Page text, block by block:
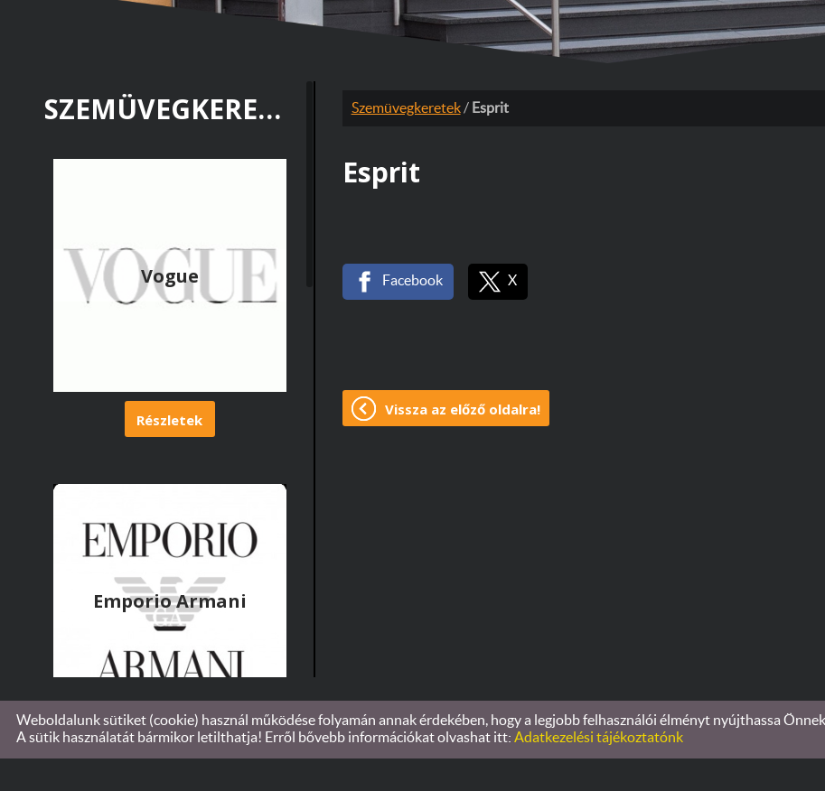
SZEMÜVEGKERETEK
Vogue
Részletek
Emporio Armani
Részletek
Szemüvegkeretek/ Esprit
Esprit
Facebook X
Vissza az előző oldalra!
© 2026 - Győrvári Optika Sárvár Oldal információklAdatkezelési tájékoztató lImpresszum
Weboldalunk sütiket (cookie) használ működése folyamán annak érdekében, hogy a legjobb felhasználói élményt nyújthassa
A sütik használatát bármikor letilthatja! Erről bővebb információkat olvashat itt: Adatkezelési tájékoztatónk